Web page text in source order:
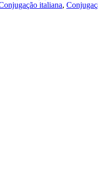
italiana,